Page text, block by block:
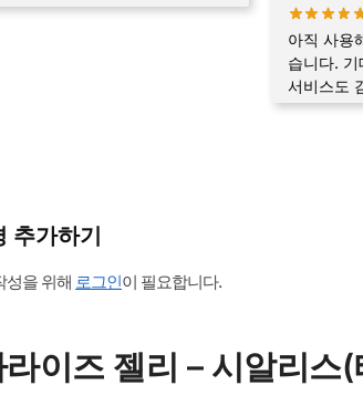
아직 사용
습니다. 기
서비스도
추가하기
성을 위해 로그인이 필요합니다.
이즈 젤리 – 시알리스